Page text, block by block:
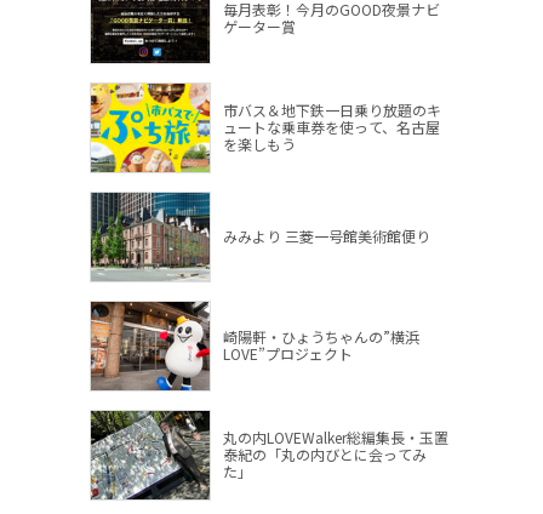
毎月表彰！今月のGOOD夜景ナビ
ゲーター賞
市バス＆地下鉄一日乗り放題のキ
ュートな乗車券を使って、名古屋
を楽しもう
みみより 三菱一号館美術館便り
崎陽軒・ひょうちゃんの”横浜
LOVE”プロジェクト
丸の内LOVEWalker総編集長・玉置
泰紀の「丸の内びとに会ってみ
た」